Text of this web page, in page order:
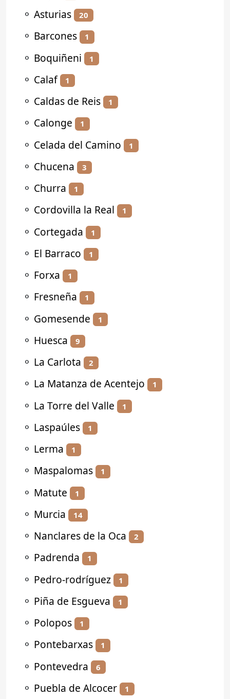
⚬ Asturias 20
⚬ Barcones 1
⚬ Boquiñeni 1
⚬ Calaf 1
⚬ Caldas de Reis 1
⚬ Calonge 1
⚬ Celada del Camino 1
⚬ Chucena 3
⚬ Churra 1
⚬ Cordovilla la Real 1
⚬ Cortegada 1
⚬ El Barraco 1
⚬ Forxa 1
⚬ Fresneña 1
⚬ Gomesende 1
⚬ Huesca 9
⚬ La Carlota 2
⚬ La Matanza de Acentejo 1
⚬ La Torre del Valle 1
⚬ Laspaúles 1
⚬ Lerma 1
⚬ Maspalomas 1
⚬ Matute 1
⚬ Murcia 14
⚬ Nanclares de la Oca 2
⚬ Padrenda 1
⚬ Pedro-rodríguez 1
⚬ Piña de Esgueva 1
⚬ Polopos 1
⚬ Pontebarxas 1
⚬ Pontevedra 6
⚬ Puebla de Alcocer 1